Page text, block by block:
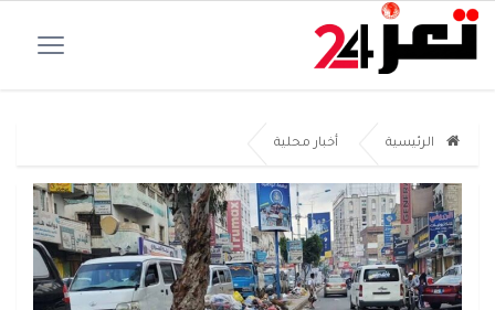
الرئيسية أخبار محلية